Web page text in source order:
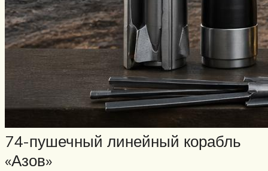
74-пушечный линейный корабль
«Азов»